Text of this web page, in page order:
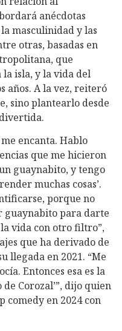
anécdotas
masculinidad y las
otras, basadas en
que
isla, y la vida del
años. A la vez, reiteró
sino plantearlo desde
encanta. Hablo
que me hicieron
guaynabito, y tengo
muchas cosas’.
porque no
guaynabito para darte
vida con otro filtro”,
que ha derivado de
llegada en 2021. “Me
Entonces esa es la
Corozal’”, dijo quien
comedy en 2024 con